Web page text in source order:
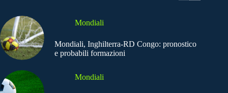
Mondiali
Mondiali, Inghilterra-RD Congo: pronostico
e probabili formazioni
Mondiali